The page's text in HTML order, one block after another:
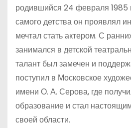
родившийся 24 февраля 1985
самого детства он проявлял
мечтал стать актером. С
занимался в детской
талант был замечен и
поступил в Московское
имени О. А. Серова, где
образование и стал
своей области.